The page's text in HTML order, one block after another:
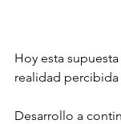
Hoy esta
realidad
Desarrollo a